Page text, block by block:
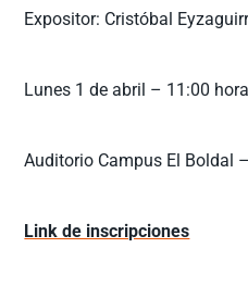
Expositor: Cristóbal
Lunes 1 de abril – 11:00
Auditorio Campus El Boldal
Link de inscripciones